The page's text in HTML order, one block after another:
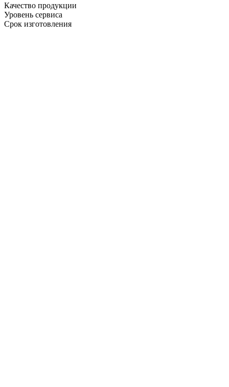
Качество продукции
Уровень сервиса
Срок изготовления